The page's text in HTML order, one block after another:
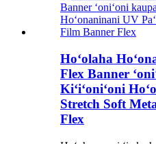
Hoʻolaha
Flex Banner
Kiʻiʻoniʻoni
Stretch Soft
Flex